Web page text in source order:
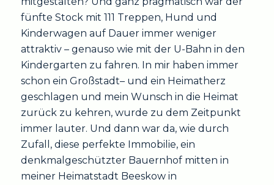
fünfte Stock mit 111 Treppen, Hund und
Kinderwagen auf Dauer immer weniger
attraktiv – genauso wie mit der U-Bahn in den
Kindergarten zu fahren. In mir haben immer
schon ein Großstadt– und ein Heimatherz
geschlagen und mein Wunsch in die Heimat
zurück zu kehren, wurde zu dem Zeitpunkt
immer lauter. Und dann war da, wie durch
Zufall, diese perfekte Immobilie, ein
denkmalgeschützter Bauernhof mitten in
meiner Heimatstadt Beeskow in